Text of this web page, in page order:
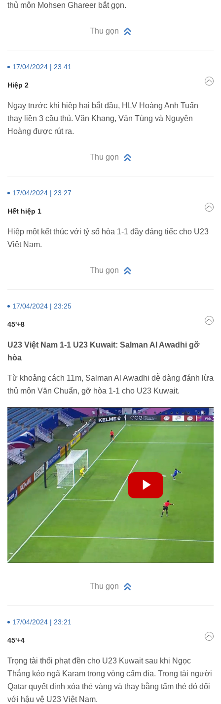
thủ môn Mohsen Ghareer bắt gọn.
Thu gọn
17/04/2024 | 23:41
Hiệp 2
Ngay trước khi hiệp hai bắt đầu, HLV Hoàng Anh Tuấn
thay liền 3 cầu thủ. Văn Khang, Văn Tùng và Nguyên
Hoàng được rút ra.
Thu gọn
17/04/2024 | 23:27
Hết hiệp 1
Hiệp một kết thúc với tỷ số hòa 1-1 đầy đáng tiếc cho U23
Việt Nam.
Thu gọn
17/04/2024 | 23:25
45'+8
U23 Việt Nam 1-1 U23 Kuwait: Salman Al Awadhi gỡ
hòa
Từ khoảng cách 11m, Salman Al Awadhi dễ dàng đánh lừa
thủ môn Văn Chuẩn, gỡ hòa 1-1 cho U23 Kuwait.
Thu gọn
17/04/2024 | 23:21
45'+4
Trọng tài thổi phạt đền cho U23 Kuwait sau khi Ngọc
Thắng kéo ngã Karam trong vòng cấm địa. Trọng tài người
Qatar quyết định xóa thẻ vàng và thay bằng tấm thẻ đỏ đối
với hậu vệ U23 Việt Nam.